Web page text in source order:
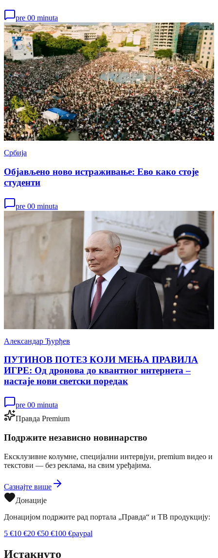
pre 00 minuta
Србија
Објављено ново истраживање: Ево како стоје
студенти
pre 00 minuta
Александар Ђурђев
ПУТИНОВ ПОТЕЗ КОЈИ МЕЊА ПРАВИЛА
ИГРЕ: Од дронова до квантног интернета –
настаје нови светски поредак
pre 00 minuta
Правда Premium
Подржите независно новинарство
Ексклузивне колумне, специјални интервјуи, premium видео и
текстови — без реклама, на свим уређајима.
Сазнајте више
Донације
Донацијом подржите рад портала „Правда“ и ТВ продукцију:
5 €10 €20 €50 €100 €paypal
Истакнуто